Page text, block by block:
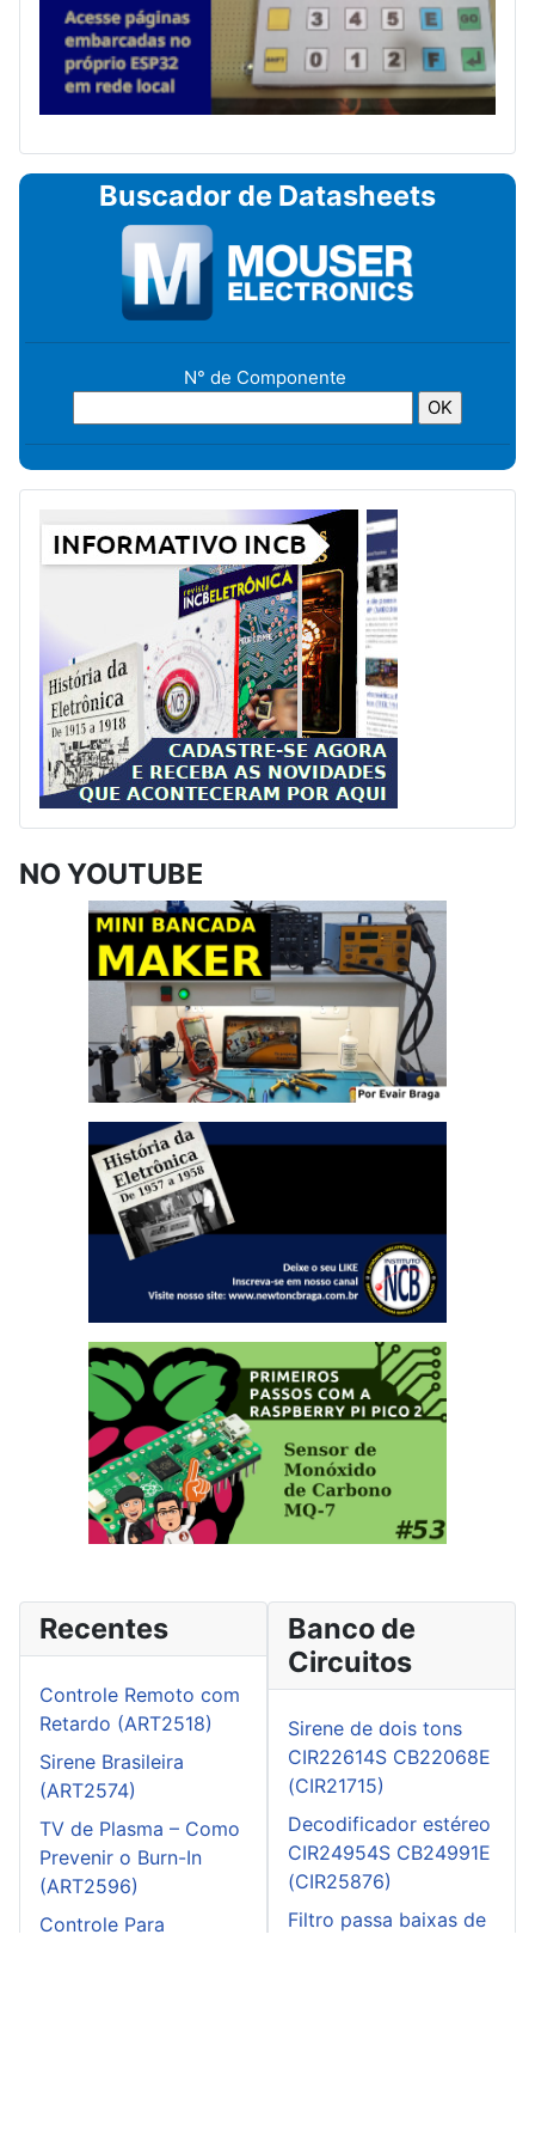
Buscador de Datasheets
N° de Componente
NO YOUTUBE
Recentes
Controle Remoto com
Retardo (ART2518)
Sirene Brasileira
(ART2574)
TV de Plasma – Como
Prevenir o Burn-In
(ART2596)
Controle Para
Banco de
Circuitos
Sirene de dois tons
CIR22614S CB22068E
(CIR21715)
Decodificador estéreo
CIR24954S CB24991E
(CIR25876)
Filtro passa baixas de